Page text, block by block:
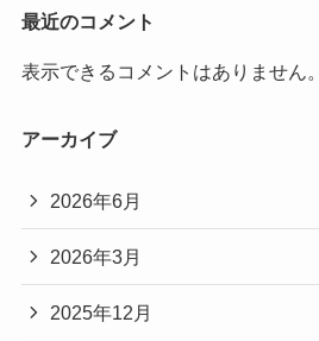
最近のコメント
表示できるコメントはありません。
アーカイブ
2026年6月
2026年3月
2025年12月